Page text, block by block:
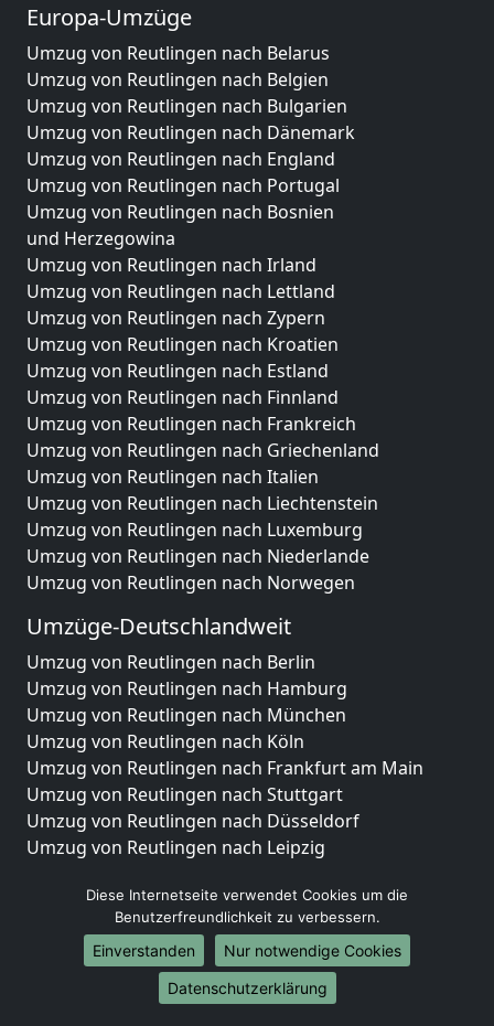
Europa-Umzüge
Umzug von Reutlingen nach Belarus
Umzug von Reutlingen nach Belgien
Umzug von Reutlingen nach Bulgarien
Umzug von Reutlingen nach Dänemark
Umzug von Reutlingen nach England
Umzug von Reutlingen nach Portugal
Umzug von Reutlingen nach Bosnien
und Herzegowina
Umzug von Reutlingen nach Irland
Umzug von Reutlingen nach Lettland
Umzug von Reutlingen nach Zypern
Umzug von Reutlingen nach Kroatien
Umzug von Reutlingen nach Estland
Umzug von Reutlingen nach Finnland
Umzug von Reutlingen nach Frankreich
Umzug von Reutlingen nach Griechenland
Umzug von Reutlingen nach Italien
Umzug von Reutlingen nach Liechtenstein
Umzug von Reutlingen nach Luxemburg
Umzug von Reutlingen nach Niederlande
Umzug von Reutlingen nach Norwegen
Umzüge-Deutschlandweit
Umzug von Reutlingen nach Berlin
Umzug von Reutlingen nach Hamburg
Umzug von Reutlingen nach München
Umzug von Reutlingen nach Köln
Umzug von Reutlingen nach Frankfurt am Main
Umzug von Reutlingen nach Stuttgart
Umzug von Reutlingen nach Düsseldorf
Umzug von Reutlingen nach Leipzig
Umzug von Reutlingen nach Essen
Umzug von Reutlingen nach Bremen
Umzug von Reutlingen nach Dresden
Umzug von Reutlingen nach Hannover
Umzug von Reutlingen nach Nürnberg
Diese Internetseite verwendet Cookies um die
Benutzerfreundlichkeit zu verbessern.
Einverstanden
Nur notwendige Cookies
Datenschutzerklärung